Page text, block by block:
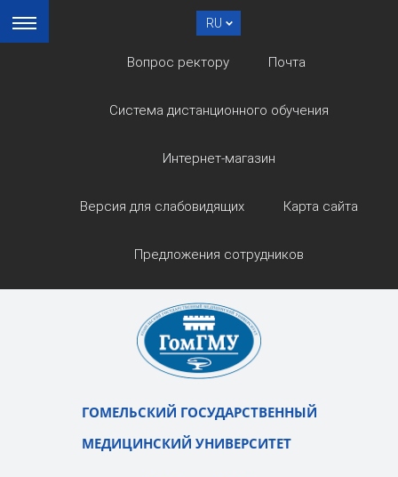
RU
Вопрос ректору Почта
Система дистанционного обучения
Интернет-магазин
Версия для слабовидящих Карта сайта
Предложения сотрудников
ГОМЕЛЬСКИЙ ГОСУДАРСТВЕННЫЙ
МЕДИЦИНСКИЙ УНИВЕРСИТЕТ